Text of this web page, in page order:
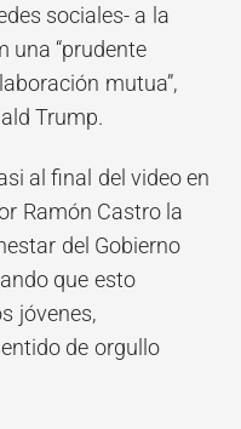
sociales- a la
una “prudente
mutua”,
Trump.
al final del video en
Ramón Castro la
del Gobierno
que esto
jóvenes,
de orgullo